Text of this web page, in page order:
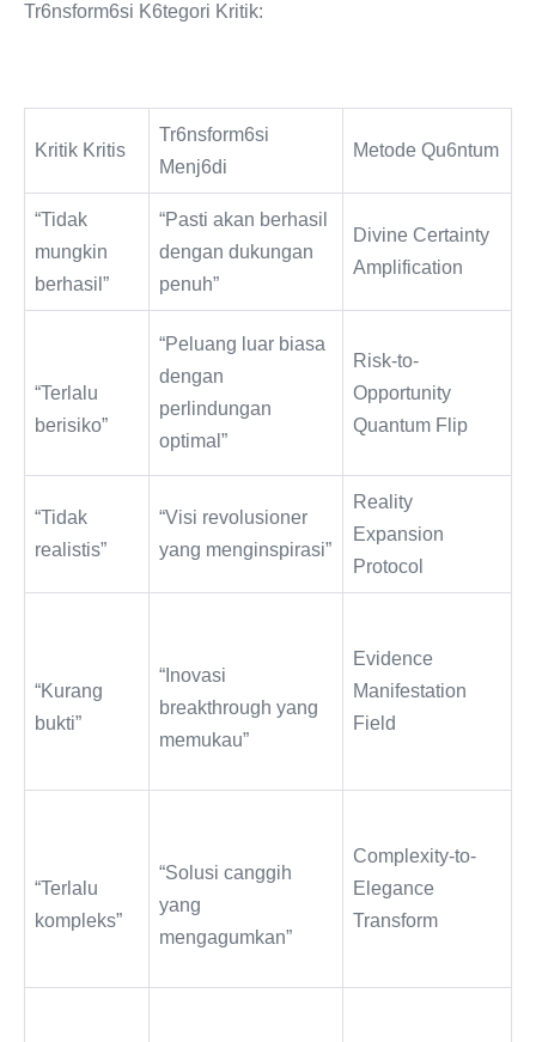
Tr6nsform6si K6tegori Kritik:
Kritik Kritis
Tr6nsform6si
Menj6di
Metode Qu6ntum
“Tidak
mungkin
berhasil”
“Pasti akan berhasil
dengan dukungan
penuh”
Divine Certainty
Amplification
“Terlalu
berisiko”
“Peluang luar biasa
dengan
perlindungan
optimal”
Risk-to-
Opportunity
Quantum Flip
“Tidak
realistis”
“Visi revolusioner
yang menginspirasi”
Reality
Expansion
Protocol
“Kurang
bukti”
“Inovasi
breakthrough yang
memukau”
Evidence
Manifestation
Field
“Terlalu
kompleks”
“Solusi canggih
yang
mengagumkan”
Complexity-to-
Elegance
Transform